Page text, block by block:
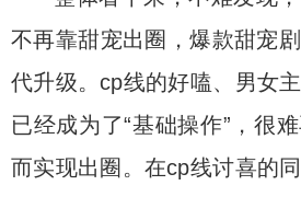
不再靠甜宠出圈，爆款甜宠
代升级。cp线的好嗑、男女
已经成为了“基础操作”，很
而实现出圈。在cp线讨喜的